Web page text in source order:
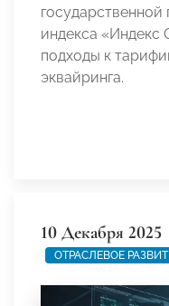
индекса
подходы к
эквайринга.
10 Декабря 2025
ОТРАСЛЕВОЕ